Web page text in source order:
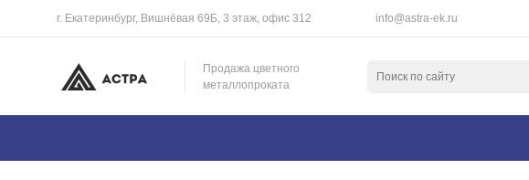
г. Екатеринбург, Вишнёвая 69Б, 3 этаж, офис 312 info@astra-ek.ru
Продажа цветного
металлопроката